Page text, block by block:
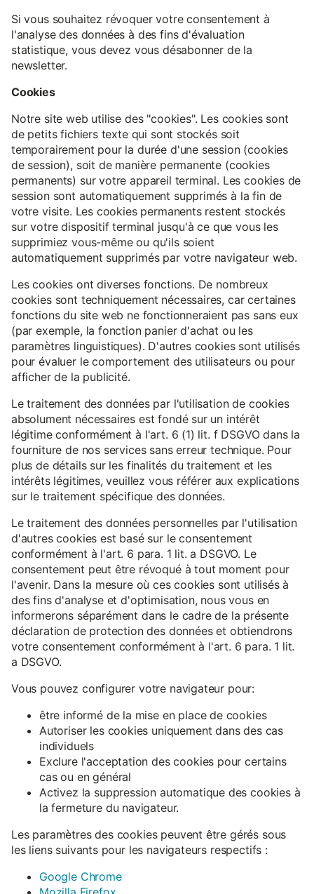
Si vous souhaitez révoquer votre consentement à
l'analyse des données à des fins d'évaluation
statistique, vous devez vous désabonner de la
newsletter.
Cookies
Notre site web utilise des "cookies". Les cookies sont
de petits fichiers texte qui sont stockés soit
temporairement pour la durée d'une session (cookies
de session), soit de manière permanente (cookies
permanents) sur votre appareil terminal. Les cookies de
session sont automatiquement supprimés à la fin de
votre visite. Les cookies permanents restent stockés
sur votre dispositif terminal jusqu'à ce que vous les
supprimiez vous-même ou qu'ils soient
automatiquement supprimés par votre navigateur web.
Les cookies ont diverses fonctions. De nombreux
cookies sont techniquement nécessaires, car certaines
fonctions du site web ne fonctionneraient pas sans eux
(par exemple, la fonction panier d'achat ou les
paramètres linguistiques). D'autres cookies sont utilisés
pour évaluer le comportement des utilisateurs ou pour
afficher de la publicité.
Le traitement des données par l'utilisation de cookies
absolument nécessaires est fondé sur un intérêt
légitime conformément à l'art. 6 (1) lit. f DSGVO dans la
fourniture de nos services sans erreur technique. Pour
plus de détails sur les finalités du traitement et les
intérêts légitimes, veuillez vous référer aux explications
sur le traitement spécifique des données.
Le traitement des données personnelles par l'utilisation
d'autres cookies est basé sur le consentement
conformément à l'art. 6 para. 1 lit. a DSGVO. Le
consentement peut être révoqué à tout moment pour
l'avenir. Dans la mesure où ces cookies sont utilisés à
des fins d'analyse et d'optimisation, nous vous en
informerons séparément dans le cadre de la présente
déclaration de protection des données et obtiendrons
votre consentement conformément à l'art. 6 para. 1 lit.
a DSGVO.
Vous pouvez configurer votre navigateur pour:
être informé de la mise en place de cookies
Autoriser les cookies uniquement dans des cas
individuels
Exclure l'acceptation des cookies pour certains
cas ou en général
Activez la suppression automatique des cookies à
la fermeture du navigateur.
Les paramètres des cookies peuvent être gérés sous
les liens suivants pour les navigateurs respectifs :
Google Chrome